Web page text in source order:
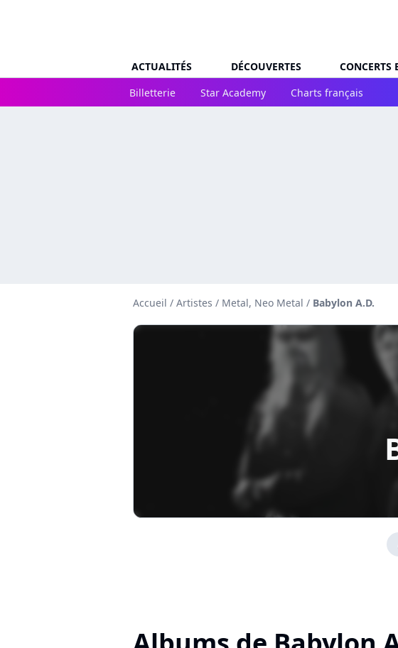
ACTUALITÉS DÉCOUVERTES CONCERTS
Billetterie
Star Academy Charts français
Accueil / Artistes / Metal, Neo Metal / Babylon A.D.